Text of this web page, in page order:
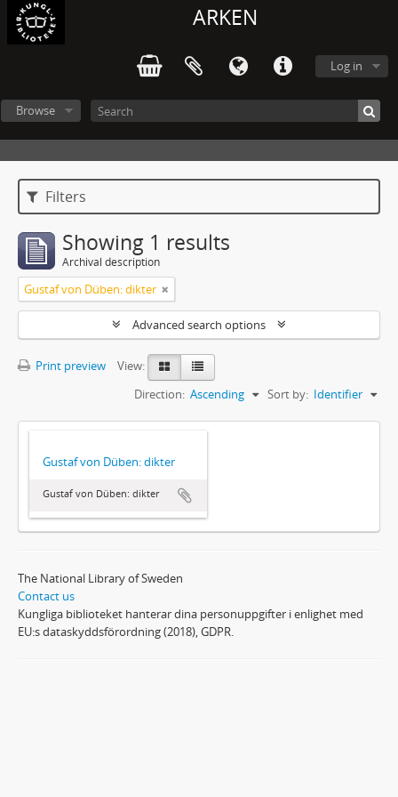
ARKEN
Log in
Browse
Filters
Showing 1 results
Archival description
Gustaf von Düben: dikter
Advanced search options
Print preview
View:
Sort by: Identifier
Direction: Ascending
Gustaf von Düben: dikter
Gustaf von Düben: dikter
The National Library of Sweden
Contact us
Kungliga biblioteket hanterar dina personuppgifter i enlighet med
EU:s dataskyddsförordning (2018), GDPR.